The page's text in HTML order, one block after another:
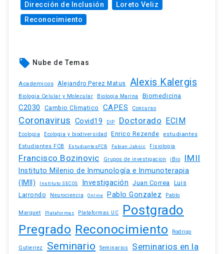
Dirección de Inclusión
Loreto Veliz
Reconocimiento
local_offer Nube de Temas
Academicos Alejandro Perez Matus Alexis Kalergis
Biologia Celular y Molecular Biologia Marina Biomedicina
C2030 Cambio Climatico CAPES Concurso
Coronavirus Covid19 DIP Doctorado ECIM
Ecologia Ecologia y biodiversidad Enrico Rezende estudiantes
Estudiantes FCB EstudiantesFCB Fabian Jaksic Fisiologia
Francisco Bozinovic Grupos de investigacion iBio IMII
Instituto Milenio de Inmunología e Inmunoterapia
(IMII)
Instituto SECOS Investigación Juan Correa Luis
Larrondo
Neurociencia Online Pablo Gonzalez Pablo
Marquet Plataformas Plataformas UC Postgrado
Pregrado Reconocimiento Rodrigo
Gutierrez Seminario Seminarios Seminarios en la